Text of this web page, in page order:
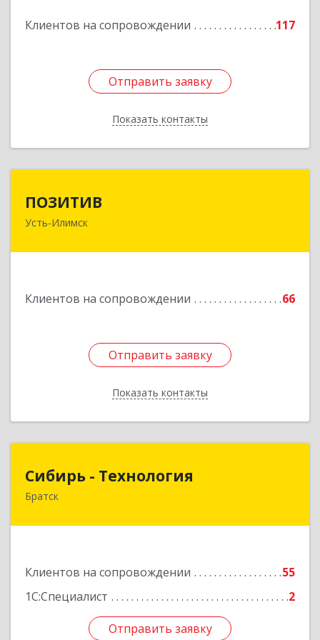
Клиентов на сопровождении 117
Отправить заявку
Показать контакты
Отправить заявку
Назад
ПОЗИТИВ
Усть-Илимск
Клиентов на сопровождении 66
Отправить заявку
Показать контакты
666679, Иркутская обл, Усть-Илимск г, Дружбы
Отправить заявку
Назад
Сибирь - Технология
Братск
Клиентов на сопровождении
55
1С:Специалист
2
Отправить заявку
Отправить заявку